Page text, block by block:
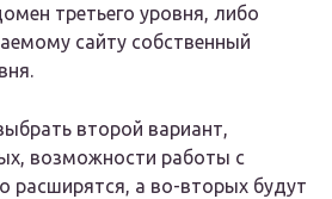
третьего уровня, либо
сайту собственный
второй вариант,
возможности работы с
расширятся, а во-вторых будут